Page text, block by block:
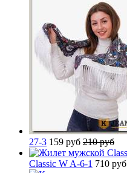
27-3 159 руб 210 руб
Classic W A-6-1 710 руб